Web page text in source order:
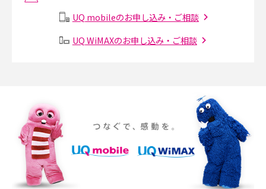
Instagram（インスタグラム）でスクショするとバレる？バレるケースや撮
iPhone 16eとiPhone SE（第3世代）の違いは？サイズやスペックを比較し
て解説
iPhone 16eとiPhone 14を徹底比較！スペック・機能の違いをわかりやすく
紹介
UQ mobileのお申し込み・ご相談
UQ WiMAXのお申し込み・ご相談